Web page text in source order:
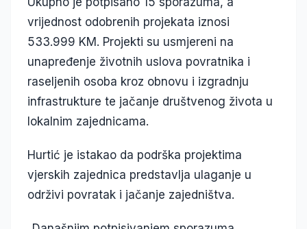
vrijednost odobrenih projekata iznosi
533.999 KM. Projekti su usmjereni na
unapređenje životnih uslova povratnika i
raseljenih osoba kroz obnovu i izgradnju
infrastrukture te jačanje društvenog života u
lokalnim zajednicama.
Hurtić je istakao da podrška projektima
vjerskih zajednica predstavlja ulaganje u
održivi povratak i jačanje zajedništva.